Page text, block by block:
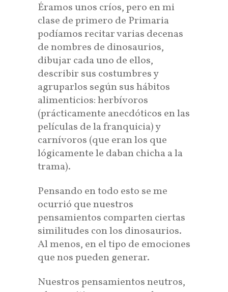
Éramos unos críos, pero en mi
clase de primero de Primaria
podíamos recitar varias decenas
de nombres de dinosaurios,
dibujar cada uno de ellos,
describir sus costumbres y
agruparlos según sus hábitos
alimenticios: herbívoros
(prácticamente anecdóticos en las
películas de la franquicia) y
carnívoros (que eran los que
lógicamente le daban chicha a la
trama).
Pensando en todo esto se me
ocurrió que nuestros
pensamientos comparten ciertas
similitudes con los dinosaurios.
Al menos, en el tipo de emociones
que nos pueden generar.
Nuestros pensamientos neutros,